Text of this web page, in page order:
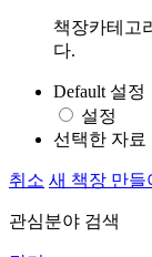
책장카테고
다.
Default 설정
설정
선택한 자료
취소 새 책장 만들
관심분야 검색